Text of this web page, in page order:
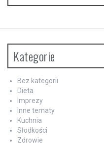
Kategorie
Bez kategorii
Dieta
Imprezy
Inne tematy
Kuchnia
Słodkości
Zdrowie